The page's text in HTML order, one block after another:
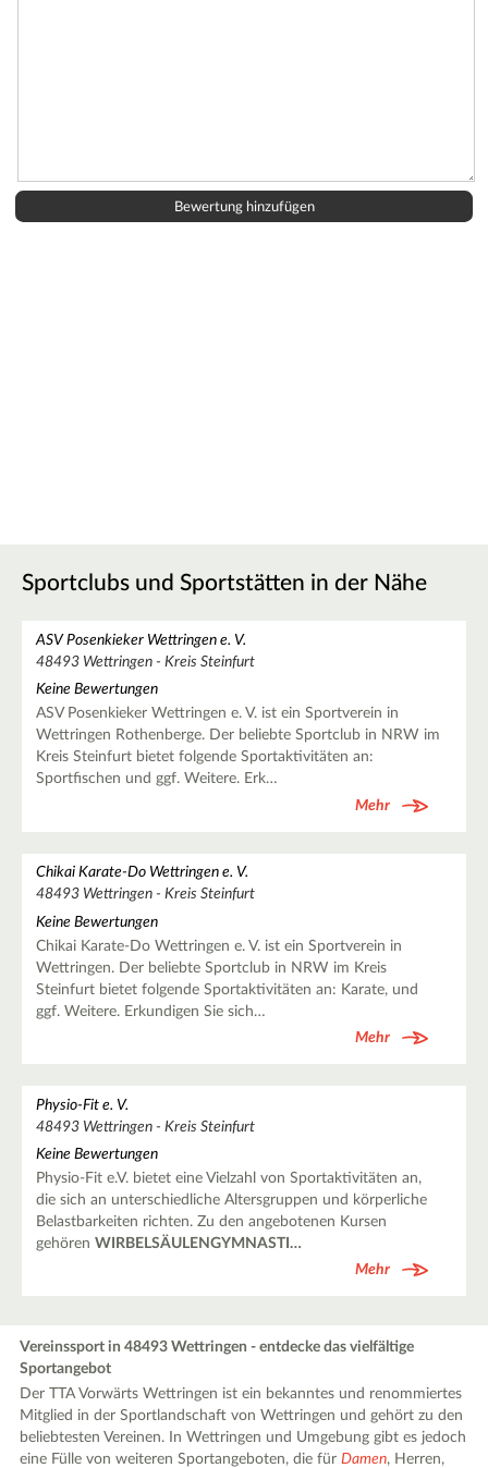
Sportclubs und Sportstätten in der Nähe
ASV Posenkieker Wettringen e. V.
48493 Wettringen - Kreis Steinfurt
Keine Bewertungen
ASV Posenkieker Wettringen e. V. ist ein Sportverein in
Wettringen Rothenberge. Der beliebte Sportclub in NRW im
Kreis Steinfurt bietet folgende Sportaktivitäten an:
Sportfischen und ggf. Weitere. Erk…
Mehr
Chikai Karate-Do Wettringen e. V.
48493 Wettringen - Kreis Steinfurt
Keine Bewertungen
Chikai Karate-Do Wettringen e. V. ist ein Sportverein in
Wettringen. Der beliebte Sportclub in NRW im Kreis
Steinfurt bietet folgende Sportaktivitäten an: Karate, und
ggf. Weitere. Erkundigen Sie sich…
Mehr
Physio-Fit e. V.
48493 Wettringen - Kreis Steinfurt
Keine Bewertungen
Physio-Fit e.V. bietet eine Vielzahl von Sportaktivitäten an,
die sich an unterschiedliche Altersgruppen und körperliche
Belastbarkeiten richten. Zu den angebotenen Kursen
gehören WIRBELSÄULENGYMNASTI…
Mehr
Vereinssport in 48493 Wettringen - entdecke das vielfältige
Sportangebot
Der TTA Vorwärts Wettringen ist ein bekanntes und renommiertes
Mitglied in der Sportlandschaft von Wettringen und gehört zu den
beliebtesten Vereinen. In Wettringen und Umgebung gibt es jedoch
eine Fülle von weiteren Sportangeboten, die fürDamen, Herren,